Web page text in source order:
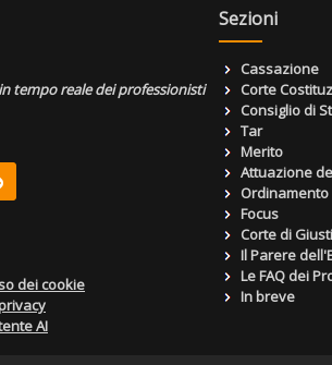
tempo reale dei professionisti
dei cookie
AI
Sezioni
Cassazione
Corte
Consiglio di
Tar
Merito
Attuazione
Focus
Corte di
Il Parere
Le FAQ dei
In breve